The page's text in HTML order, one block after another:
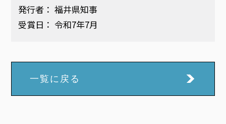
発行者： 福井県知事
受賞日： 令和7年7月
一覧に戻る